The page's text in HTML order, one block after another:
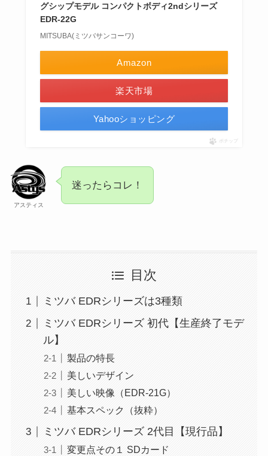
グシップモデル コンパクトボディ2ndシリーズ
EDR-22G
MITSUBA(ミツバサンコーワ)
Amazon
楽天市場
Yahooショッピング
ポチップ
アスティス
迷ったらコレ！
目次
ミツバ EDRシリーズは3種類
ミツバ EDRシリーズ 初代【生産終了モデ
ル】
製品の特長
美しいデザイン
美しい映像（EDR-21G）
基本スペック（抜粋）
ミツバ EDRシリーズ 2代目【現行品】
変更点その１ SDカード